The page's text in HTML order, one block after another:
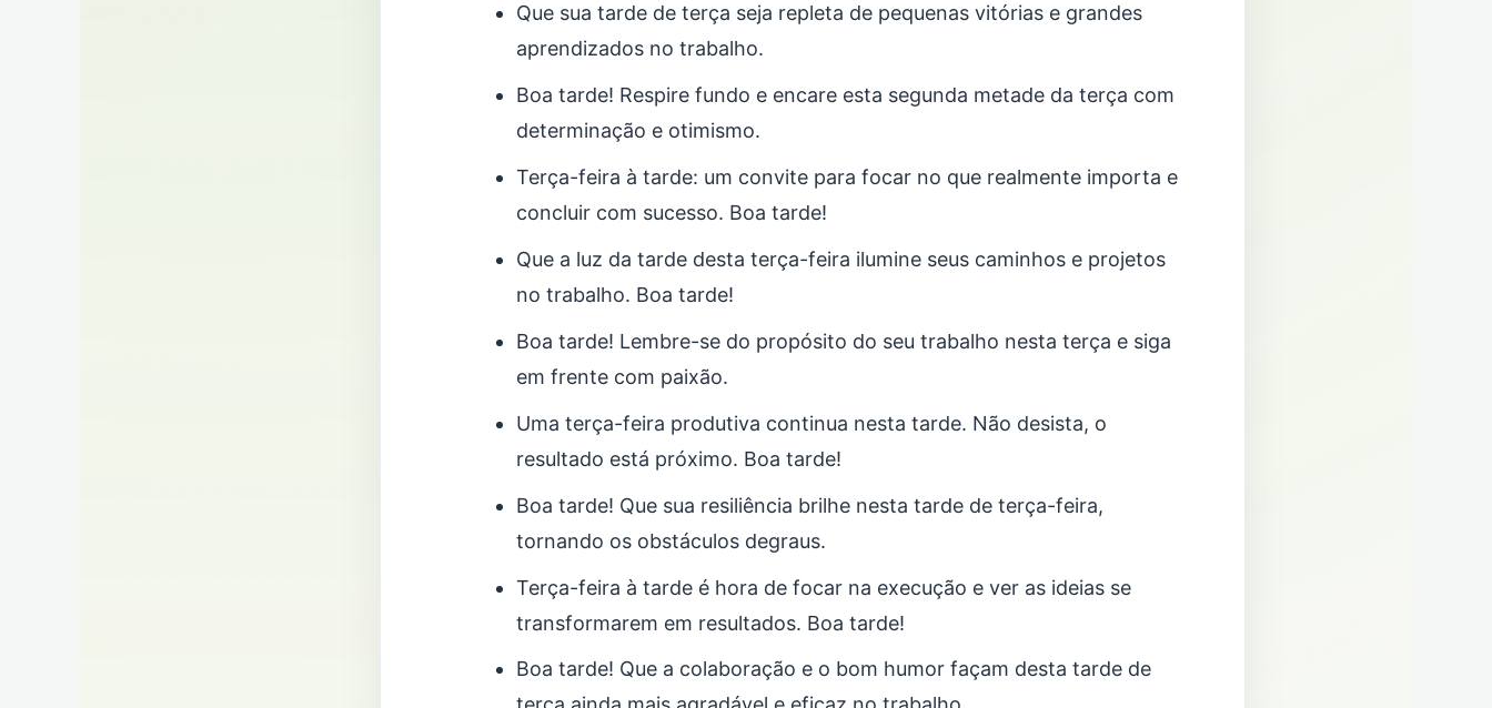
Que sua tarde de terça seja repleta de pequenas vitórias e grandes
aprendizados no trabalho.
Boa tarde! Respire fundo e encare esta segunda metade da terça com
determinação e otimismo.
Terça-feira à tarde: um convite para focar no que realmente importa e
concluir com sucesso. Boa tarde!
Que a luz da tarde desta terça-feira ilumine seus caminhos e projetos
no trabalho. Boa tarde!
Boa tarde! Lembre-se do propósito do seu trabalho nesta terça e siga
em frente com paixão.
Uma terça-feira produtiva continua nesta tarde. Não desista, o
resultado está próximo. Boa tarde!
Boa tarde! Que sua resiliência brilhe nesta tarde de terça-feira,
tornando os obstáculos degraus.
Terça-feira à tarde é hora de focar na execução e ver as ideias se
transformarem em resultados. Boa tarde!
Boa tarde! Que a colaboração e o bom humor façam desta tarde de